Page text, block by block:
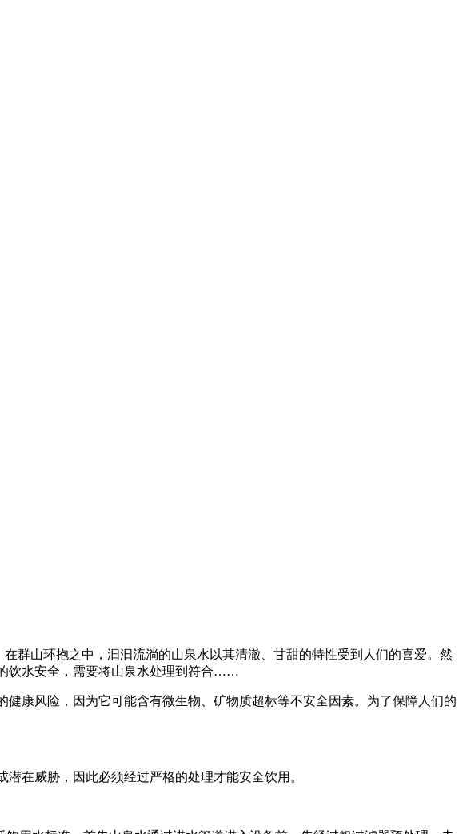
群山环抱之中，汩汩流淌的山泉水以其清澈、甘甜的特性受到人们的喜爱。然
饮水安全，需要将山泉水处理到符合……
康风险，因为它可能含有微生物、矿物质超标等不安全因素。为了保障人们的
在威胁，因此必须经过严格的处理才能安全饮用。